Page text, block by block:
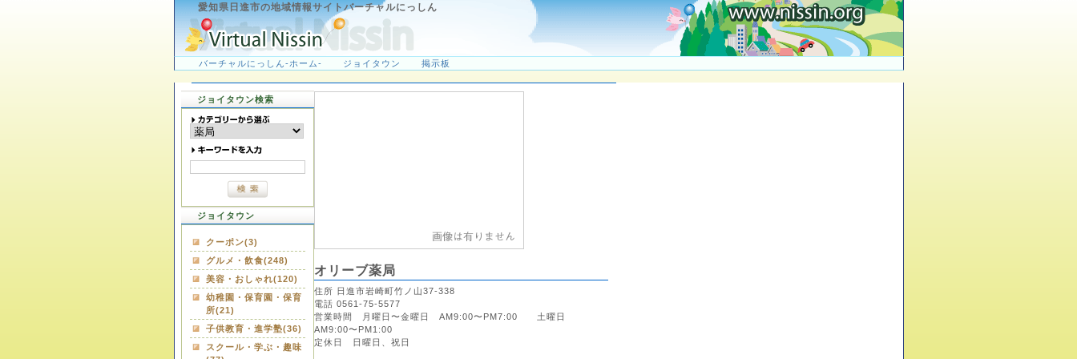
愛知県日進市の地域情報サイトバーチャルにっしん
バーチャルにっしん-ホーム- ジョイタウン 掲示板
ジョイタウン検索
ジョイタウン
クーポン(3)
グルメ・飲食(248)
美容・おしゃれ(120)
幼稚園・保育園・保育
所(21)
子供教育・進学塾(36)
スクール・学ぶ・趣味
オリーブ薬局
住所 日進市岩崎町竹ノ山37-338
電話 0561-75-5577
営業時間 月曜日〜金曜日 AM9:00〜PM7:00 土曜日
AM9:00〜PM1:00
定休日 日曜日、祝日